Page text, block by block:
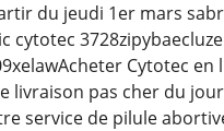
du jeudi 1er mars
cytotec
Cytotec en
livraison pas cher du
service de pilule